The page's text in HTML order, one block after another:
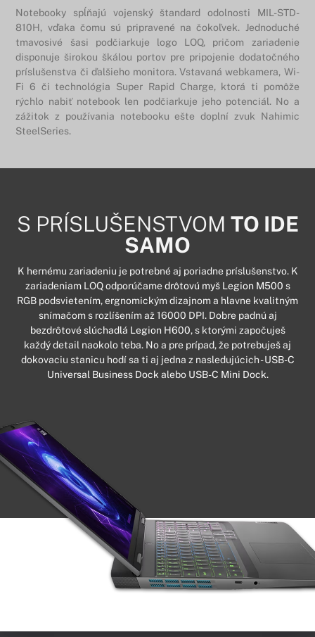
Notebooky spĺňajú vojenský štandard odolnosti MIL-STD-
810H, vďaka čomu sú pripravené na čokoľvek. Jednoduché
tmavosivé šasi podčiarkuje logo LOQ, pričom zariadenie
disponuje širokou škálou portov pre pripojenie dodatočného
príslušenstva či ďalšieho monitora. Vstavaná webkamera, Wi-
Fi 6 či technológia Super Rapid Charge, ktorá ti pomôže
rýchlo nabiť notebook len podčiarkuje jeho potenciál. No a
zážitok z používania notebooku ešte doplní zvuk Nahimic
SteelSeries.
S PRÍSLUŠENSTVOM TO IDE
SAMO
K hernému zariadeniu je potrebné aj poriadne príslušenstvo. K
zariadeniam LOQ odporúčame drôtovú myš Legion M500 s
RGB podsvietením, ergnomickým dizajnom a hlavne kvalitným
snímačom s rozlíšením až 16000 DPI. Dobre padnú aj
bezdrôtové slúchadlá Legion H600, s ktorými započuješ
každý detail naokolo teba. No a pre prípad, že potrebuješ aj
dokovaciu stanicu hodí sa ti aj jedna z nasledujúcich -USB-C
Universal Business Dock alebo USB-C Mini Dock.